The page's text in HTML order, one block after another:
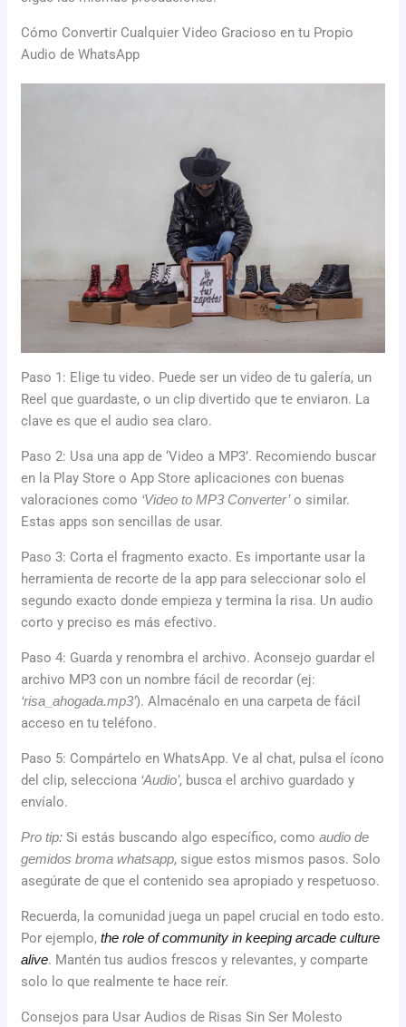
Cómo Convertir Cualquier Video Gracioso en tu Propio
Audio de WhatsApp
Paso 1: Elige tu video. Puede ser un video de tu galería, un
Reel que guardaste, o un clip divertido que te enviaron. La
clave es que el audio sea claro.
Paso 2: Usa una app de ‘Video a MP3’. Recomiendo buscar
en la Play Store o App Store aplicaciones con buenas
valoraciones como ‘Video to MP3 Converter’o similar.
Estas apps son sencillas de usar.
Paso 3: Corta el fragmento exacto. Es importante usar la
herramienta de recorte de la app para seleccionar solo el
segundo exacto donde empieza y termina la risa. Un audio
corto y preciso es más efectivo.
Paso 4: Guarda y renombra el archivo. Aconsejo guardar el
archivo MP3 con un nombre fácil de recordar (ej:
‘risa_ahogada.mp3’). Almacénalo en una carpeta de fácil
acceso en tu teléfono.
Paso 5: Compártelo en WhatsApp. Ve al chat, pulsa el ícono
del clip, selecciona ‘Audio’, busca el archivo guardado y
envíalo.
Pro tip: Si estás buscando algo específico, comoaudio de
gemidos broma whatsapp, sigue estos mismos pasos. Solo
asegúrate de que el contenido sea apropiado y respetuoso.
Recuerda, la comunidad juega un papel crucial en todo esto.
Por ejemplo,the role of community in keeping arcade culture
alive. Mantén tus audios frescos y relevantes, y comparte
solo lo que realmente te hace reír.
Consejos para Usar Audios de Risas Sin Ser Molesto